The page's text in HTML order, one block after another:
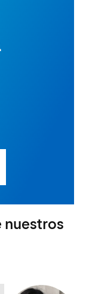
nuestros